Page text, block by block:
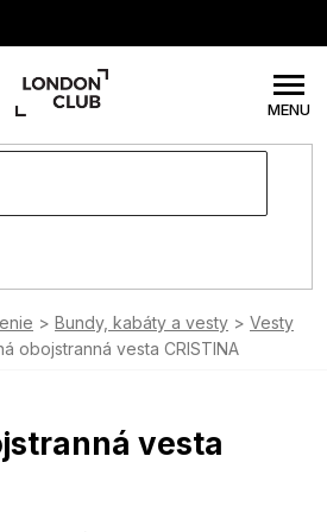
Bundy, kabáty a vesty
Vesty
obojstranná vesta CRISTINA
vesta